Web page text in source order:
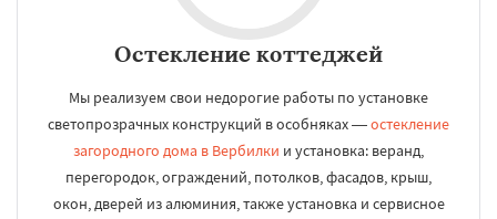
Остекление коттеджей
Мы реализуем свои недорогие работы по установке
светопрозрачных конструкций в особняках —остекление
загородного дома в Вербилки и установка: веранд,
перегородок, ограждений, потолков, фасадов, крыш,
окон, дверей из алюминия, также установка и сервисное